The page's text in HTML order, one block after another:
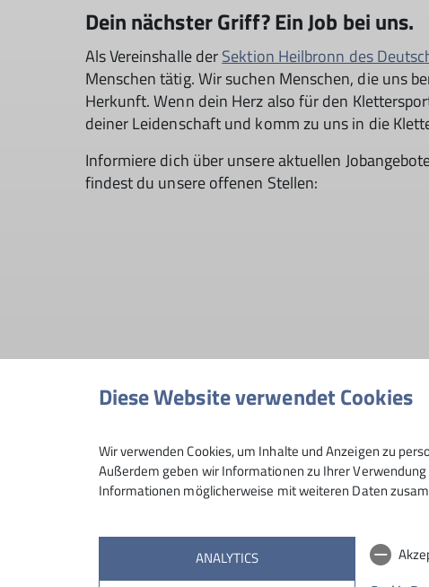
Dein nächster Griff? Ein Job bei uns.
Als Vereinshalle derSektion Heilbronn des
Menschen tätig. Wir suchen Menschen, die uns
Herkunft. Wenn dein Herz also für den
deiner Leidenschaft und komm zu uns in die
Informiere dich über unsere aktuellen
findest du unsere offenen Stellen:
Aktuell suchen wir …
Trainer*in für Kindergeburtstage
Diese Website verwendet Cookies
Wir verwenden Cookies, um Inhalte und Anzeigen zu
Außerdem geben wir Informationen zu Ihrer
Informationen möglicherweise mit weiteren Daten
ANALYTICS